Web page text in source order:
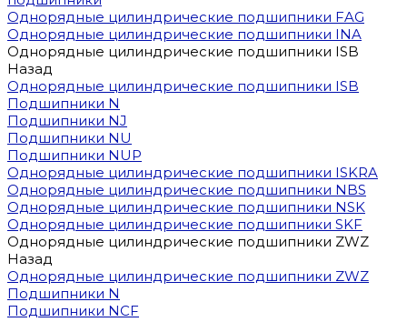
Однорядные цилиндрические подшипники FAG
Однорядные цилиндрические подшипники INA
Однорядные цилиндрические подшипники ISB
Назад
Однорядные цилиндрические подшипники ISB
Подшипники N
Подшипники NJ
Подшипники NU
Подшипники NUP
Однорядные цилиндрические подшипники ISKRA
Однорядные цилиндрические подшипники NBS
Однорядные цилиндрические подшипники NSK
Однорядные цилиндрические подшипники SKF
Однорядные цилиндрические подшипники ZWZ
Назад
Однорядные цилиндрические подшипники ZWZ
Подшипники N
Подшипники NCF